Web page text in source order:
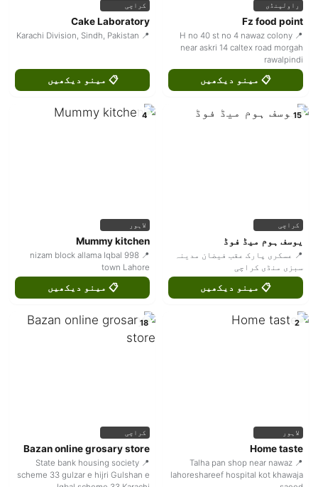
راولپنڈی
Fz food point
📍 H no 40 st no 4 nawaz colony
near askri 14 caltex road morgah
rawalpindi
📋 مینو دیکھیں
کراچی
Cake Laboratory
📍 Karachi Division, Sindh, Pakistan
📋 مینو دیکھیں
15
کراچی
یوسف ہوم میڈ فوڈ
📍 عسکری پارک عقب فیضان مدینہ
سبزی منڈی کراچی
📋 مینو دیکھیں
4
لاہور
Mummy kitchen
📍 998 nizam block allama Iqbal
town Lahore
📋 مینو دیکھیں
2
لاہور
Home taste
📍 Talha pan shop near nawaz
lahoreshareef hospital kot khawaja
18
کراچی
Bazan online grosary store
📍 State bank housing society
scheme 33 gulzar e hijri Gulshan e